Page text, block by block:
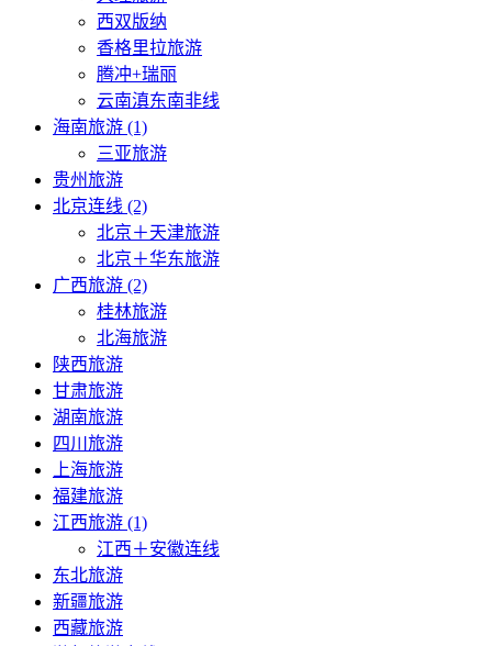
西双版纳
香格里拉旅游
腾冲+瑞丽
云南滇东南非线
海南旅游 (1)
三亚旅游
贵州旅游
北京连线 (2)
北京＋天津旅游
北京＋华东旅游
广西旅游 (2)
桂林旅游
北海旅游
陕西旅游
甘肃旅游
湖南旅游
四川旅游
上海旅游
福建旅游
江西旅游 (1)
江西＋安徽连线
东北旅游
新疆旅游
西藏旅游